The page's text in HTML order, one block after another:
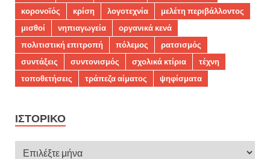
κορονοϊός
κρίση λογοτεχνία
μελέτη περιβάλλοντος
μισθοί
νηπιαγωγεία
οργανικά κενά
πολιτιστική επιτροπή
πόλεμος
ρατσισμός
συντάξεις
συντονισμός σχολικά κτίρια
τέχνη
τοποθετήσεις
τράπεζα αίματος ψηφίσματα
ΙΣΤΟΡΙΚΌ